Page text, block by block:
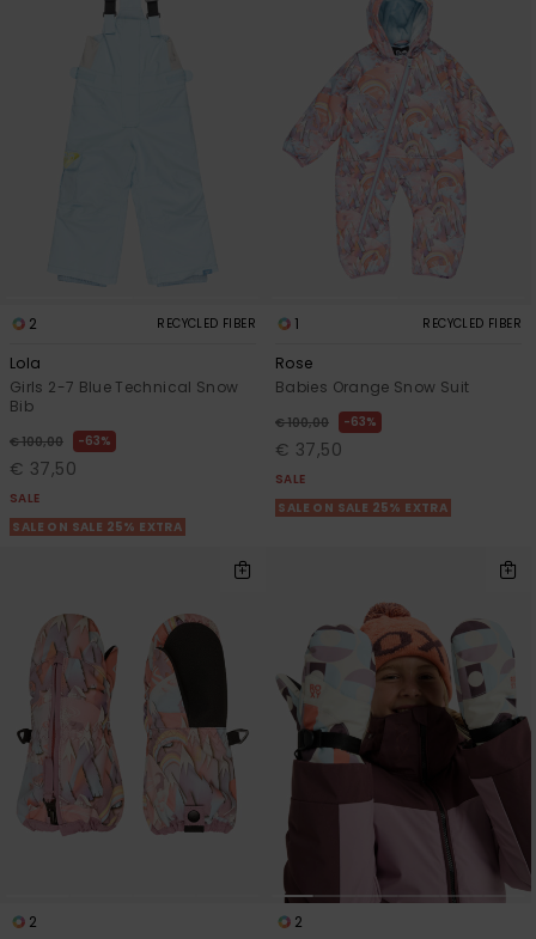
2 RECYCLED FIBER
Lola
Girls 2-7 Blue Technical Snow
Bib
€ 100,00 63%
€ 37,50
SALE
SALE ON SALE 25% EXTRA
1 RECYCLED FIBER
Rose
Babies Orange Snow Suit
€ 100,00 63%
€ 37,50
SALE
SALE ON SALE 25% EXTRA
2
2